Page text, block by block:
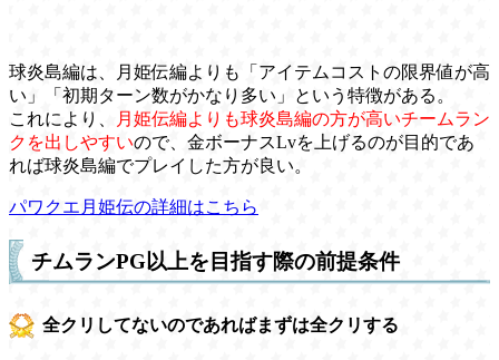
球炎島編は、月姫伝編よりも「アイテムコストの限界値が高
い」「初期ターン数がかなり多い」という特徴がある。
これにより、
月姫伝編よりも球炎島編の方が高いチームラン
クを出しやすいので、金ボーナスLvを上げるのが目的であ
れば球炎島編でプレイした方が良い。
パワクエ月姫伝の詳細はこちら
チムランPG以上を目指す際の前提条件
全クリしてないのであればまずは全クリする